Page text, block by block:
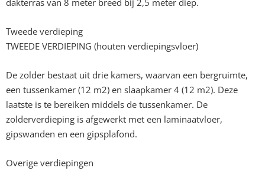
dakterras van 8 meter breed bij 2,5 meter diep.
Tweede verdieping
TWEEDE VERDIEPING (houten verdiepingsvloer)
De zolder bestaat uit drie kamers, waarvan een bergruimte,
een tussenkamer (12 m2) en slaapkamer 4 (12 m2). Deze
laatste is te bereiken middels de tussenkamer. De
zolderverdieping is afgewerkt met een laminaatvloer,
gipswanden en een gipsplafond.
Overige verdiepingen